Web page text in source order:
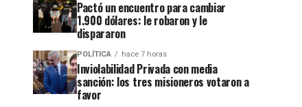
Pactó un encuentro para cambiar
1.900 dólares: le robaron y le
dispararon
POLÍTICA hace 7 horas
Inviolabilidad Privada con media
sanción: los tres misioneros votaron a
favor